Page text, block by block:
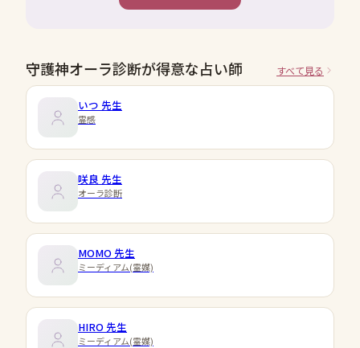
守護神オーラ診断が得意な占い師 すべて見る
いつ 先生
霊感
咲良 先生
オーラ診断
MOMO先生
ミーディアム(霊媒)
HIRO先生
ミーディアム(霊媒)